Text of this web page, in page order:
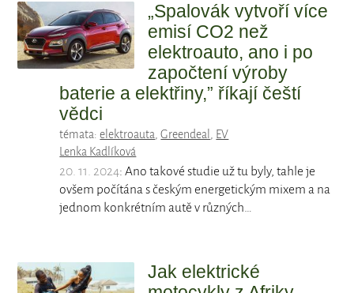
„Spalovák vytvoří více
emisí CO2 než
elektroauto, ano i po
započtení výroby
baterie a elektřiny,” říkají čeští
vědci
témata:elektroauta,Greendeal , EV
Lenka Kadlíková
20. 11. 2024: Ano takové studie už tu byly, tahle je
ovšem počítána s českým energetickým mixem a na
jednom konkrétním autě v různých…
Jak elektrické